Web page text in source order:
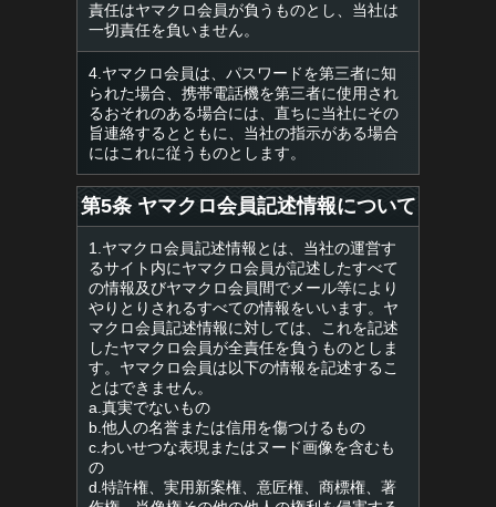
責任はヤマクロ会員が負うものとし、当社は
一切責任を負いません。
4.ヤマクロ会員は、パスワードを第三者に知
られた場合、携帯電話機を第三者に使用され
るおそれのある場合には、直ちに当社にその
旨連絡するとともに、当社の指示がある場合
にはこれに従うものとします。
第5条 ヤマクロ会員記述情報について
1.ヤマクロ会員記述情報とは、当社の運営す
るサイト内にヤマクロ会員が記述したすべて
の情報及びヤマクロ会員間でメール等により
やりとりされるすべての情報をいいます。ヤ
マクロ会員記述情報に対しては、これを記述
したヤマクロ会員が全責任を負うものとしま
す。ヤマクロ会員は以下の情報を記述するこ
とはできません。
a.真実でないもの
b.他人の名誉または信用を傷つけるもの
c.わいせつな表現またはヌード画像を含むも
の
d.特許権、実用新案権、意匠権、商標権、著